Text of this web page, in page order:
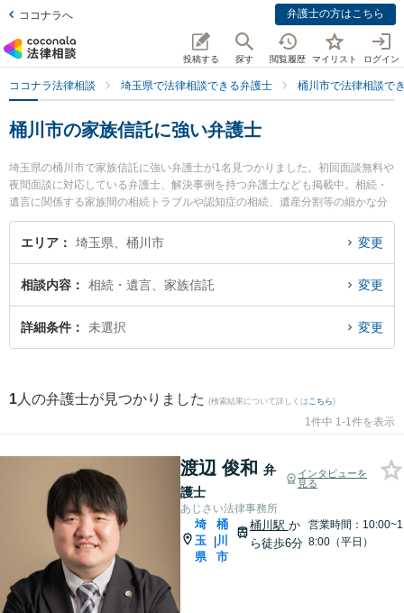
ココナラへ 弁護士の方はこちら
投稿する 探す 閲覧履歴 マイリスト ログイン
ココナラ法律相談 埼玉県で法律相談できる弁護士 桶川市で法律相談で
桶川市の家族信託に強い弁護士
埼玉県の桶川市で家族信託に強い弁護士が1名見つかりました。初回面談無料や
夜間面談に対応している弁護士、解決事例を持つ弁護士なども掲載中。相続・
遺言に関係する家族間の相続トラブルや認知症の相続、遺産分割等の細かな分
野での絞り込み検索もでき便利です。特にあじさい法律事務所の渡辺 俊和弁護
士のプロフィール情報や弁護士費用、強みなどが注目されています。『桶川市
談無料で家族信託を法律相談できる桶川市内の弁護士に相談予約したい』など
でお困りの相談者さんにおすすめです。
エリア 埼玉県、桶川市 変更
相談内容 相続・遺言、家族信託 変更
詳細条件 未選択 変更
1 人の弁護士が見つかりました (検索結果について詳しくは こちら)
1件中 1-1件を表示
渡辺 俊和 弁
護士
インタビューを
見る
あじさい法律事務所
埼
玉
県
|
桶
川
市
桶川駅 か
ら徒歩6分
営業時間：10:00~1
8:00（平日）